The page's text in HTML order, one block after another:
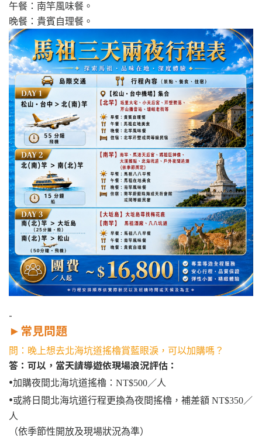
午餐：南竿風味餐。
晚餐：貴賓自理餐。
-
►常見問題
問：晚上想去北海坑道搖櫓賞藍眼淚，可以加購嗎？
答：可以，當天請導遊依現場浪況評估：
•加購夜間北海坑道搖櫓：NT$500／人
•或將日間北海坑道行程更換為夜間搖櫓，補差額 NT$350／
人
（依季節性開放及現場狀況為準）